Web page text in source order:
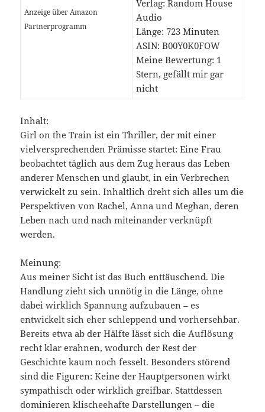
Anzeige über Amazon
Partnerprogramm
Verlag: Random House
Audio
Länge: 723 Minuten
ASIN: B00Y0K0FOW
Meine Bewertung: 1
Stern, gefällt mir gar
nicht
Inhalt:
Girl on the Train ist ein Thriller, der mit einer
vielversprechenden Prämisse startet: Eine Frau
beobachtet täglich aus dem Zug heraus das Leben
anderer Menschen und glaubt, in ein Verbrechen
verwickelt zu sein. Inhaltlich dreht sich alles um die
Perspektiven von Rachel, Anna und Meghan, deren
Leben nach und nach miteinander verknüpft
werden.
Meinung:
Aus meiner Sicht ist das Buch enttäuschend. Die
Handlung zieht sich unnötig in die Länge, ohne
dabei wirklich Spannung aufzubauen – es
entwickelt sich eher schleppend und vorhersehbar.
Bereits etwa ab der Hälfte lässt sich die Auflösung
recht klar erahnen, wodurch der Rest der
Geschichte kaum noch fesselt. Besonders störend
sind die Figuren: Keine der Hauptpersonen wirkt
sympathisch oder wirklich greifbar. Stattdessen
dominieren klischeehafte Darstellungen – die